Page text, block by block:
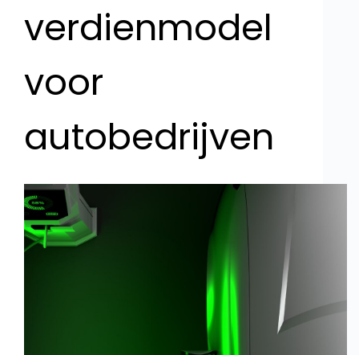
verdienmodel
voor
autobedrijven